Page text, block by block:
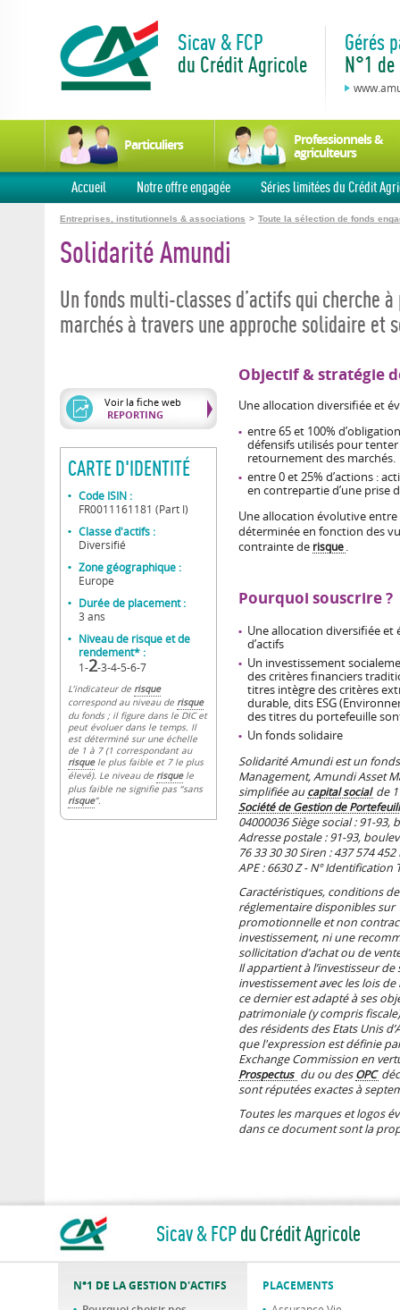
Sicav & FCP
du Crédit Agricole
Gérés
N°1
Particuliers Professionnels &
agriculteurs
Accueil Notre offre engagée Séries limitées du Crédit
Entreprises, institutionnels & associations > Toute la sélection de fonds
Solidarité Amundi
Un fonds multi-classes d’actifs qui cherche
marchés à travers une approche solidaire et
Voir la fiche web
REPORTING
CARTE D'IDENTITÉ
Code ISIN :
FR0011161181 (Part I)
Classe d'actifs :
Diversifié
Zone géographique :
Europe
Durée de placement :
3 ans
Niveau de risque et de
rendement* :
1-2-3-4-5-6-7
L’indicateur de risque
correspond au niveau de risque
du fonds ; il figure dans le DIC et
peut évoluer dans le temps. Il
est déterminé sur une échelle
de 1 à 7 (1 correspondant au
risquele plus faible et 7 le plus
élevé). Le niveau de risquele
plus faible ne signifie pas “sans
risque”.
Objectif & stratégie
Une allocation diversifiée et
entre 65 et 100%
défensifs utilisés pour
retournement des marchés.
entre 0 et 25% d’actions :
en contrepartie d’une prise
Une allocation évolutive entre
déterminée en fonction des
contrainte de risque.
Pourquoi souscrire ?
Une allocation diversifiée et
d’actifs
Un investissement
des critères financiers
titres intègre des critères
durable, dits ESG
des titres du portefeuille
Un fonds solidaire
Solidarité Amundi est un
Management, Amundi Asset
simplifiée aucapital social de
Société de Gestion de
04000036 Siège social : 91-93,
Adresse postale : 91-93,
76 33 30 30 Siren : 437 574
APE : 6630 Z - N° Identification
Caractéristiques, conditions
réglementaire disponibles sur
promotionnelle et non
investissement, ni une
sollicitation d’achat ou de
Il appartient à l’investisseur
investissement avec les lois
ce dernier est adapté à ses
patrimoniale (y compris
des résidents des Etats Unis
que l'expression est définie
Exchange Commission en
Prospectus du ou desOPC
sont réputées exactes à
Toutes les marques et logos
dans ce document sont la
Sicav & FCPdu Crédit Agricole
N°1 DE LA GESTION D'ACTIFS
PLACEMENTS